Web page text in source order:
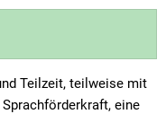
Teilzeit, teilweise mit
eine